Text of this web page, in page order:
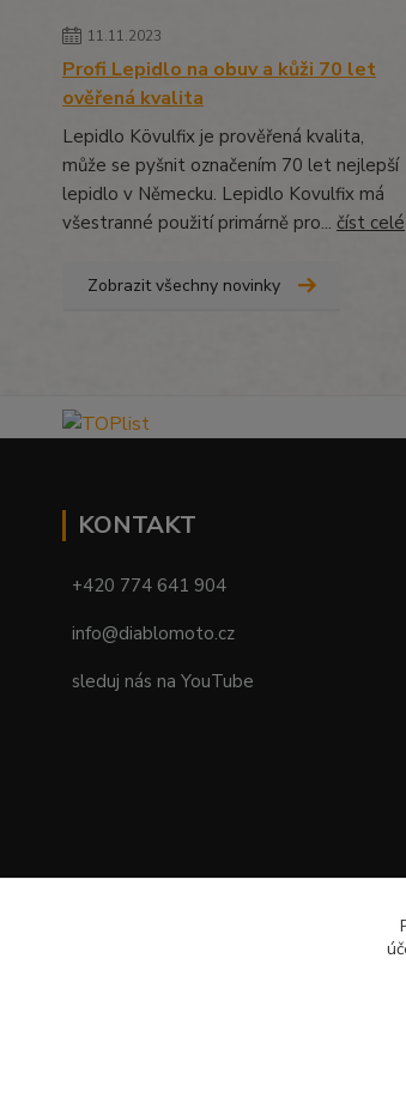
11.11.2023
Profi Lepidlo na obuv a kůži 70 let
ověřená kvalita
Lepidlo Kövulfix je prověřená kvalita,
může se pyšnit označením 70 let nejlepší
lepidlo v Německu. Lepidlo Kovulfix má
všestranné použití primárně pro... číst celé
Zobrazit všechny novinky
KONTAKT
+420 774 641 904
info@diablomoto.cz
sleduj nás na YouTube